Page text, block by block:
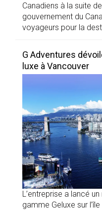
Canadiens à la suite
gouvernement du
voyageurs pour la
G Adventures
luxe à Vancouver
L’entreprise a lancé
gamme Geluxe sur